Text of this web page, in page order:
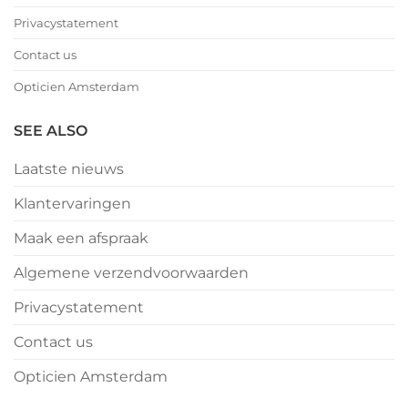
Privacystatement
Contact us
Opticien Amsterdam
SEE ALSO
Laatste nieuws
Klantervaringen
Maak een afspraak
Algemene verzendvoorwaarden
Privacystatement
Contact us
Opticien Amsterdam